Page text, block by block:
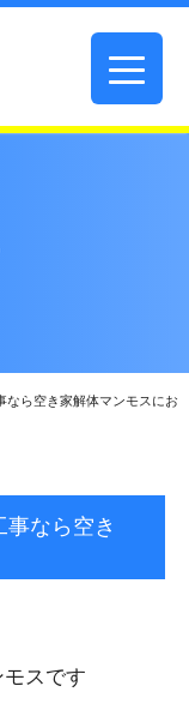
なら空き家解体マンモスにお
なら空き
スです